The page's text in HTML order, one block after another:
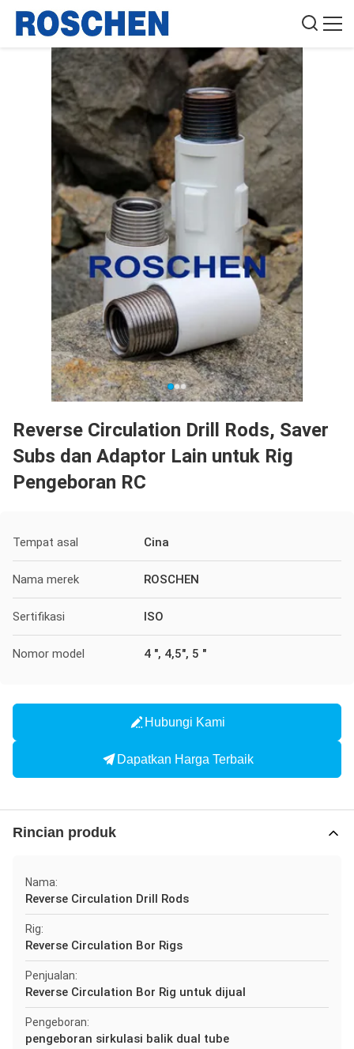
Reverse Circulation Drill Rods, Saver
Subs dan Adaptor Lain untuk Rig
Pengeboran RC
Tempat asal Cina
Nama merek ROSCHEN
Sertifikasi ISO
Nomor model 4 ", 4,5", 5 "
Hubungi Kami
Dapatkan Harga Terbaik
Rincian produk
Nama:
Reverse Circulation Drill Rods
Rig:
Reverse Circulation Bor Rigs
Penjualan:
Reverse Circulation Bor Rig untuk dijual
Pengeboran:
pengeboran sirkulasi balik dual tube